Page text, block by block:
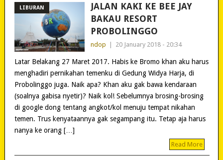
LIBURAN
JALAN KAKI KE BEE JAY
BAKAU RESORT
PROBOLINGGO
ndop 20 January 2018 - 20:34
Latar Belakang 27 Maret 2017. Habis ke Bromo khan aku harus
menghadiri pernikahan temenku di Gedung Widya Harja, di
Probolinggo juga. Naik apa? Khan aku gak bawa kendaraan
(soalnya gabisa nyetir)? Naik kol! Sebelumnya brosing-brosing
di google dong tentang angkot/kol menuju tempat nikahan
temen. Trus kenyataannya gak segampang itu. Tetap aja harus
nanya ke orang […]
Read More